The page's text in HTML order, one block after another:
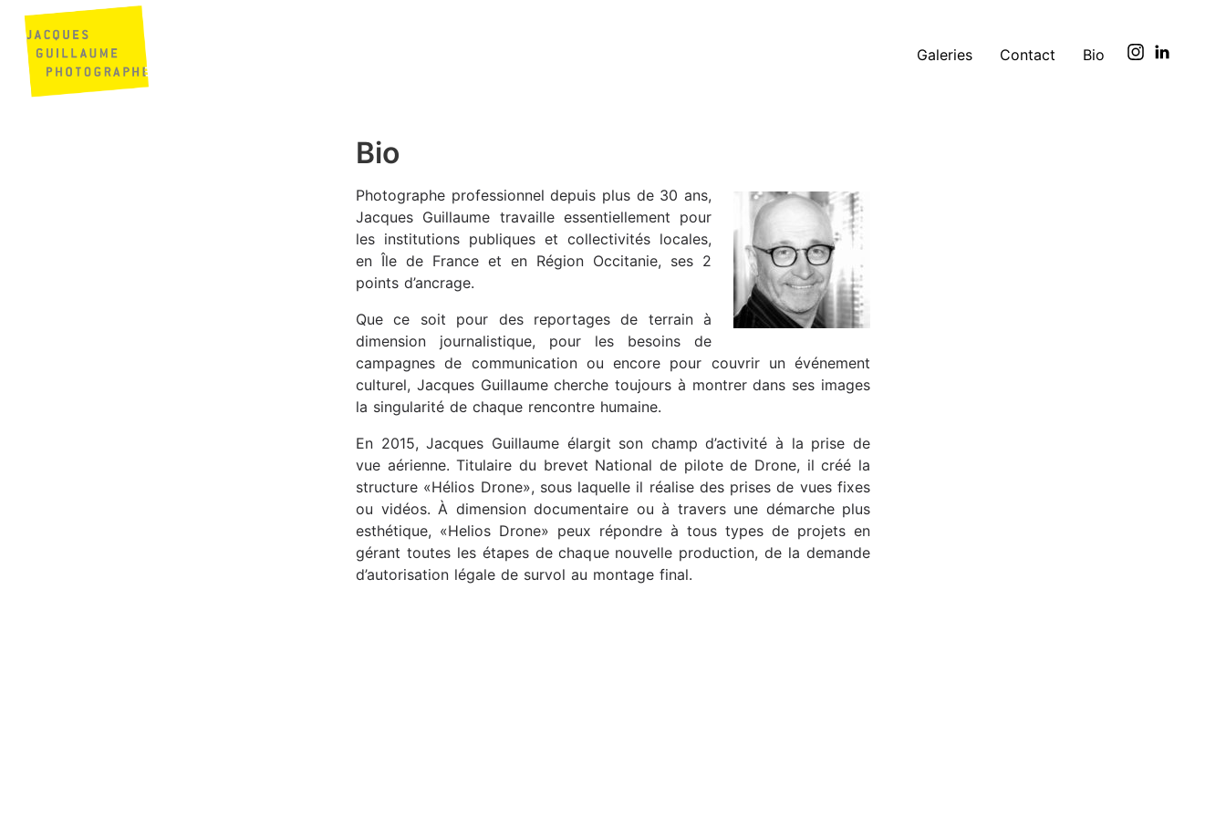
Galeries Contact Bio
Bio
Photographe professionnel depuis plus de 30 ans,
Jacques Guillaume travaille essentiellement pour
les institutions publiques et collectivités locales,
en Île de France et en Région Occitanie, ses 2
points d’ancrage.
Que ce soit pour des reportages de terrain à
dimension journalistique, pour les besoins de
campagnes de communication ou encore pour couvrir un événement
culturel, Jacques Guillaume cherche toujours à montrer dans ses images
la singularité de chaque rencontre humaine.
En 2015, Jacques Guillaume élargit son champ d’activité à la prise de
vue aérienne. Titulaire du brevet National de pilote de Drone, il créé la
structure «Hélios Drone», sous laquelle il réalise des prises de vues fixes
ou vidéos. À dimension documentaire ou à travers une démarche plus
esthétique, «Helios Drone» peux répondre à tous types de projets en
gérant toutes les étapes de chaque nouvelle production, de la demande
d’autorisation légale de survol au montage final.